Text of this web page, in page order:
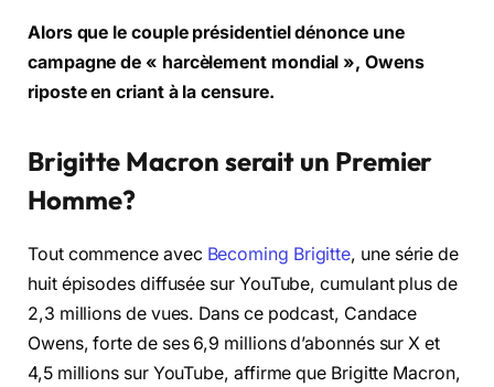
Alors que le couple présidentiel dénonce une
campagne de « harcèlement mondial », Owens
riposte en criant à la censure.
Brigitte Macron serait un Premier
Homme?
Tout commence avec Becoming Brigitte, une série de
huit épisodes diffusée sur YouTube, cumulant plus de
2,3 millions de vues. Dans ce podcast, Candace
Owens, forte de ses 6,9 millions d’abonnés sur X et
4,5 millions sur YouTube, affirme que Brigitte Macron,